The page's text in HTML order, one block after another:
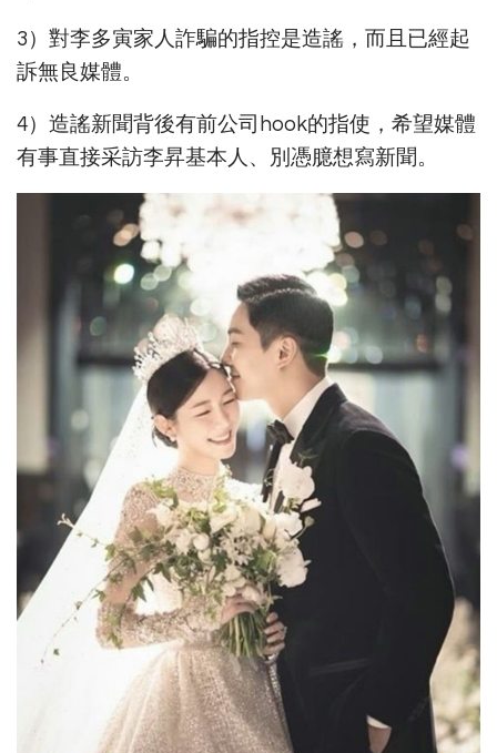
3）對李多寅家人詐騙的指控是造謠，而且已經起
訴無良媒體。
4）造謠新聞背後有前公司hook的指使，希望媒體
有事直接采訪李昇基本人、別憑臆想寫新聞。